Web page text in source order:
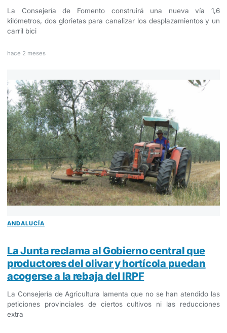
La Consejería de Fomento construirá una nueva vía 1,6
kilómetros, dos glorietas para canalizar los desplazamientos y un
carril bici
hace 2 meses
ANDALUCÍA
La Junta reclama al Gobierno central que
productores del olivar y hortícola puedan
acogerse a la rebaja del IRPF
La Consejería de Agricultura lamenta que no se han atendido las
peticiones provinciales de ciertos cultivos ni las reducciones
extra